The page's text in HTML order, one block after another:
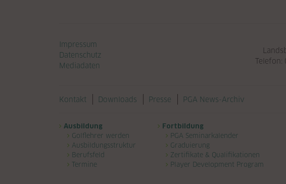
Navigation überspringen
Impressum
Datenschutz
Mediadaten
Telefon:
Navigation überspringen
Kontakt Downloads Presse PGA News-Archiv
Navigation überspringen
Ausbildung
Golflehrer werden
Ausbildungsstruktur
Berufsfeld
Termine
Fortbildung
PGA Seminarkalender
Graduierung
Zertifikate & Qualifikationen
Player Development Program